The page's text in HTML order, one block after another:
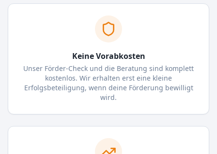
Keine Vorabkosten
Unser Förder-Check und die Beratung sind komplett
kostenlos. Wir erhalten erst eine kleine
Erfolgsbeteiligung, wenn deine Förderung bewilligt
wird.